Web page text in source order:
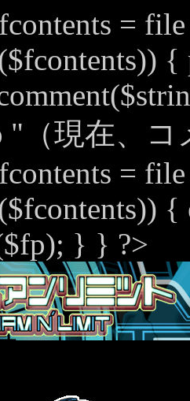
=
"（現在、
=
} } ?>